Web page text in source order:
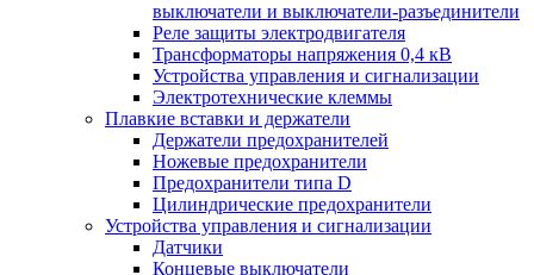
выключатели и выключатели-разъединители
Реле защиты электродвигателя
Трансформаторы напряжения 0,4 кВ
Устройства управления и сигнализации
Электротехнические клеммы
Плавкие вставки и держатели
Держатели предохранителей
Ножевые предохранители
Предохранители типа D
Цилиндрические предохранители
Устройства управления и сигнализации
Датчики
Концевые выключатели